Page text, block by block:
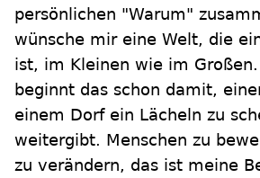
persönlichen "Warum"
wünsche mir eine Welt, die
ist, im Kleinen wie im Großen.
beginnt das schon damit,
einem Dorf ein Lächeln zu
weitergibt. Menschen zu
zu verändern, das ist meine